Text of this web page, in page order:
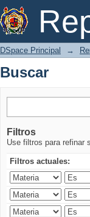
Buscar
DSpace Principal →
Buscar
Filtros
Use filtros para refinar
Filtros actuales: